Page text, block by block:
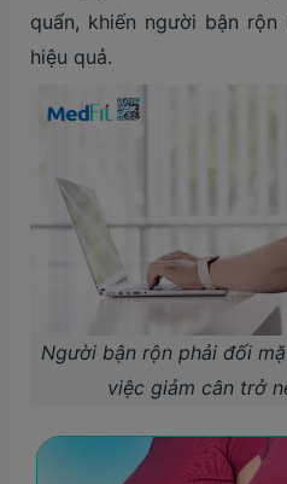
quẩn, khiến người bận
hiệu quả.
Người bận rộn phải đối
việc giảm cân trở